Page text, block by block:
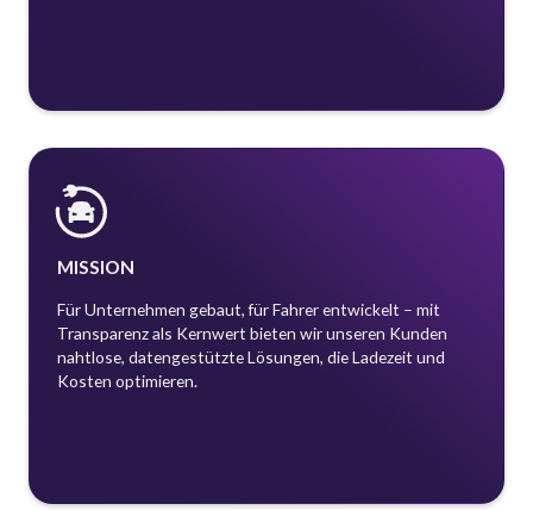
MISSION
Für Unternehmen gebaut, für Fahrer entwickelt – mit
Transparenz als Kernwert bieten wir unseren Kunden
nahtlose, datengestützte Lösungen, die Ladezeit und
Kosten optimieren.